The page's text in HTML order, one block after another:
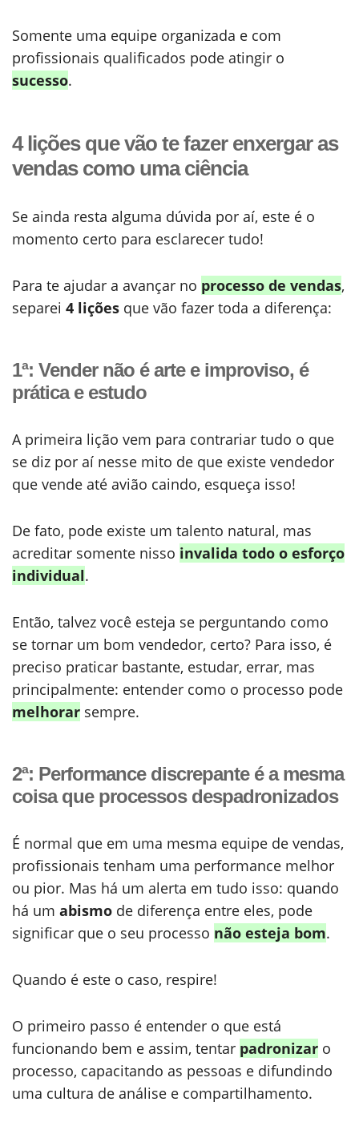
Somente uma equipe organizada e com
profissionais qualificados pode atingir o
sucesso.
4 lições que vão te fazer enxergar as
vendas como uma ciência
Se ainda resta alguma dúvida por aí, este é o
momento certo para esclarecer tudo!
Para te ajudar a avançar no processo de vendas,
separei 4 lições que vão fazer toda a diferença:
1ª: Vender não é arte e improviso, é
prática e estudo
A primeira lição vem para contrariar tudo o que
se diz por aí nesse mito de que existe vendedor
que vende até avião caindo, esqueça isso!
De fato, pode existe um talento natural, mas
acreditar somente nisso invalida todo o esforço
individual.
Então, talvez você esteja se perguntando como
se tornar um bom vendedor, certo? Para isso, é
preciso praticar bastante, estudar, errar, mas
principalmente: entender como o processo pode
melhorar sempre.
2ª: Performance discrepante é a mesma
coisa que processos despadronizados
É normal que em uma mesma equipe de vendas,
profissionais tenham uma performance melhor
ou pior. Mas há um alerta em tudo isso: quando
há um abismo de diferença entre eles, pode
significar que o seu processo não esteja bom.
Quando é este o caso, respire!
O primeiro passo é entender o que está
funcionando bem e assim, tentar padronizar o
processo, capacitando as pessoas e difundindo
uma cultura de análise e compartilhamento.